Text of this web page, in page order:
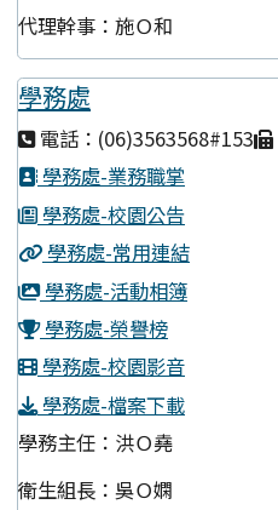
代理幹事：施Ｏ和
學務處
電話：(06)3563568#153
學務處-業務職掌
學務處-校園公告
學務處-常用連結
學務處-活動相簿
學務處-榮譽榜
學務處-校園影音
學務處-檔案下載
學務主任：洪Ｏ堯
衛生組長：吳Ｏ嫻